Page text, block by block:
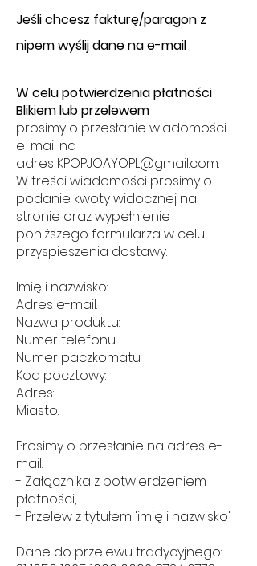
​Jeśli chcesz fakturę/paragon z
nipem wyślij dane na e-mail
W celu potwierdzenia płatności
Blikiem lub przelewem
prosimy o przesłanie wiadomości
e-mail na
adres KPOPJOAYOPL@gmail.com.
W treści wiadomości prosimy o
podanie kwoty widocznej na
stronie oraz wypełnienie
poniższego formularza w celu
przyspieszenia dostawy.
Imię i nazwisko:
Adres e-mail:
Nazwa produktu:
Numer telefonu:
Numer paczkomatu:
Kod pocztowy:
Adres:
Miasto:
Prosimy o przesłanie na adres e-
mail:
- Załącznika z potwierdzeniem
płatności,
- Przelew z tytułem 'imię i nazwisko'
Dane do przelewu tradycyjnego: